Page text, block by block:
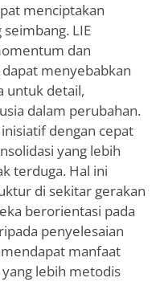
menciptakan
LIE
dan
menyebabkan
untuk detail,
dalam perubahan.
dengan cepat
yang lebih
terduga. Hal ini
di sekitar gerakan
berorientasi pada
penyelesaian
manfaat
lebih metodis